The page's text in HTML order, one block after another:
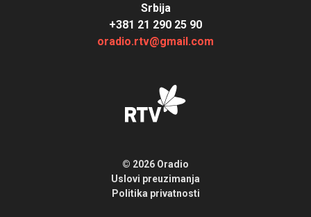
Srbija
+381 21 290 25 90
oradio.rtv@gmail.com
© 2026 Oradio
Uslovi preuzimanja
Politika privatnosti